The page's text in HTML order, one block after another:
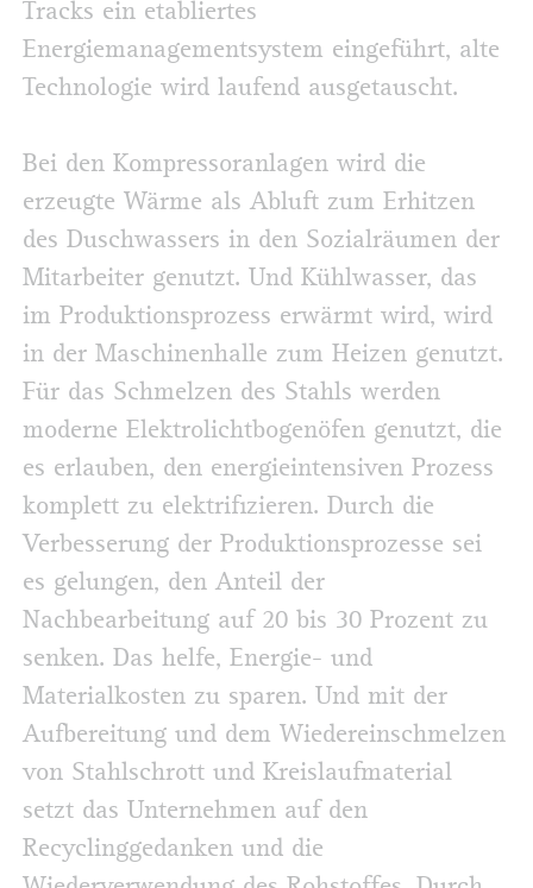
Tracks ein etabliertes
Energiemanagementsystem eingeführt, alte
Technologie wird laufend ausgetauscht.
Bei den Kompressoranlagen wird die
erzeugte Wärme als Abluft zum Erhitzen
des Duschwassers in den Sozialräumen der
Mitarbeiter genutzt. Und Kühlwasser, das
im Produktionsprozess erwärmt wird, wird
in der Maschinenhalle zum Heizen genutzt.
Für das Schmelzen des Stahls werden
moderne Elektrolichtbogenöfen genutzt, die
es erlauben, den energieintensiven Prozess
komplett zu elektrifizieren. Durch die
Verbesserung der Produktionsprozesse sei
es gelungen, den Anteil der
Nachbearbeitung auf 20 bis 30 Prozent zu
senken. Das helfe, Energie- und
Materialkosten zu sparen. Und mit der
Aufbereitung und dem Wiedereinschmelzen
von Stahlschrott und Kreislaufmaterial
setzt das Unternehmen auf den
Recyclinggedanken und die